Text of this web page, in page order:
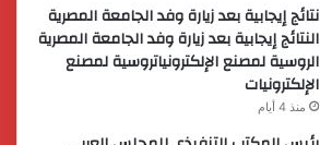
نتائج إيجابية بعد زيارة وفد الجامعة المصرية
النتائج إيجابية بعد زيارة وفد الجامعة المصرية
الروسية لمصنع الإلكترونياتروسية لمصنع
الإلكترونيات
منذ 4 أيام